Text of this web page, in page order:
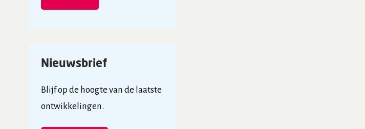
Nieuwsbrief
Blijf op de hoogte van de laatste
ontwikkelingen.